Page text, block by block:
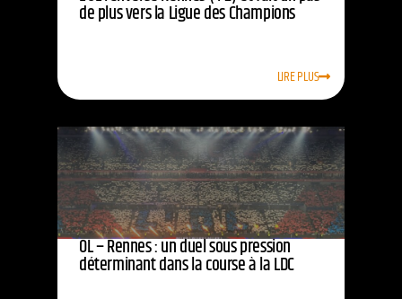
de plus vers la Ligue des Champions
LIRE PLUS
OL – Rennes : un duel sous pression
déterminant dans la course à la LDC